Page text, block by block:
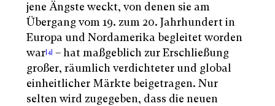
jene Ängste weckt, von denen sie am
Übergang vom 19. zum 20. Jahrhundert in
Europa und Nordamerika begleitet worden
war[4] – hat maßgeblich zur Erschließung
großer, räumlich verdichteter und global
einheitlicher Märkte beigetragen. Nur
selten wird zugegeben, dass die neuen